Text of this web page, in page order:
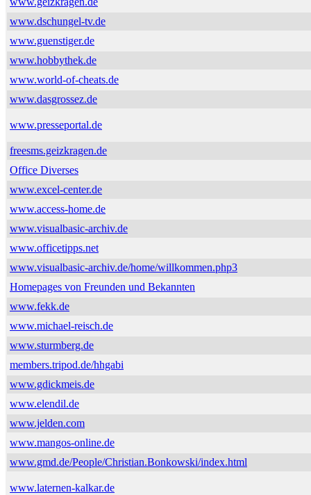
www.dschungel-tv.de
www.guenstiger.de
www.hobbythek.de
www.world-of-cheats.de
www.dasgrossez.de
www.presseportal.de
freesms.geizkragen.de
Office Diverses
www.excel-center.de
www.access-home.de
www.visualbasic-archiv.de
www.officetipps.net
www.visualbasic-archiv.de/home/willkommen.php3
Homepages von Freunden und Bekannten
www.fekk.de
www.michael-reisch.de
www.sturmberg.de
members.tripod.de/hhgabi
www.gdickmeis.de
www.elendil.de
www.jelden.com
www.mangos-online.de
www.gmd.de/People/Christian.Bonkowski/index.html
www.laternen-kalkar.de